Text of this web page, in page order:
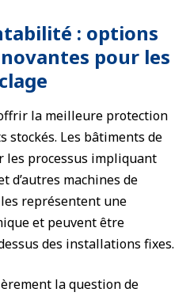
: options
pour les
la meilleure protection
stockés. Les bâtiments de
les processus impliquant
d’autres machines de
représentent une
et peuvent être
des installations fixes.
la question de